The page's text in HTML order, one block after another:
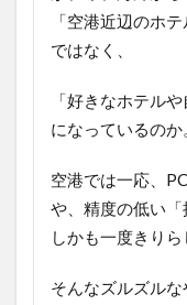
「空港近辺のホ
ではなく、
「好きなホテル
になっているのか
空港では一応、
や、精度の低い「
しかも一度きりら
そんなズルズル